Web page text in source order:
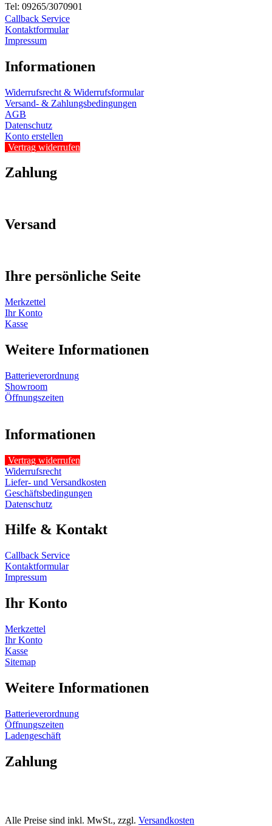
Tel: 09265/3070901
Callback Service
Kontaktformular
Impressum
Informationen
Widerrufsrecht & Widerrufsformular
Versand- & Zahlungsbedingungen
AGB
Datenschutz
Konto erstellen
Vertrag widerrufen
Zahlung
Versand
Ihre persönliche Seite
Merkzettel
Ihr Konto
Kasse
Weitere Informationen
Batterieverordnung
Showroom
Öffnungszeiten
Informationen
Vertrag widerrufen
Widerrufsrecht
Liefer- und Versandkosten
Geschäftsbedingungen
Datenschutz
Hilfe & Kontakt
Callback Service
Kontaktformular
Impressum
Ihr Konto
Merkzettel
Ihr Konto
Kasse
Sitemap
Weitere Informationen
Batterieverordnung
Öffnungszeiten
Ladengeschäft
Zahlung
Alle Preise sind inkl. MwSt., zzgl. Versandkosten